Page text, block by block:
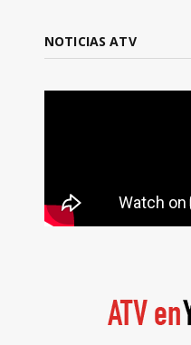
NOTICIAS ATV